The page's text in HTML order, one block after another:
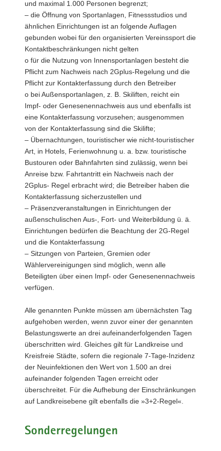
und maximal 1.000 Personen begrenzt;
– die Öffnung von Sportanlagen, Fitnessstudios und
ähnlichen Einrichtungen ist an folgende Auflagen
gebunden wobei für den organisierten Vereinssport die
Kontaktbeschränkungen nicht gelten
o für die Nutzung von Innensportanlagen besteht die
Pflicht zum Nachweis nach 2Gplus-Regelung und die
Pflicht zur Kontakterfassung durch den Betreiber
o bei Außensportanlagen, z. B. Skiliften, reicht ein
Impf- oder Genesenennachweis aus und ebenfalls ist
eine Kontakterfassung vorzusehen; ausgenommen
von der Kontakterfassung sind die Skilifte;
– Übernachtungen, touristischer wie nicht-touristischer
Art, in Hotels, Ferienwohnung u. a. bzw. touristische
Bustouren oder Bahnfahrten sind zulässig, wenn bei
Anreise bzw. Fahrtantritt ein Nachweis nach der
2Gplus- Regel erbracht wird; die Betreiber haben die
Kontakterfassung sicherzustellen und
– Präsenzveranstaltungen in Einrichtungen der
außenschulischen Aus-, Fort- und Weiterbildung ü. ä.
Einrichtungen bedürfen die Beachtung der 2G-Regel
und die Kontakterfassung
– Sitzungen von Parteien, Gremien oder
Wählervereinigungen sind möglich, wenn alle
Beteiligten über einen Impf- oder Genesenennachweis
verfügen.
Alle genannten Punkte müssen am übernächsten Tag
aufgehoben werden, wenn zuvor einer der genannten
Belastungswerte an drei aufeinanderfolgenden Tagen
überschritten wird. Gleiches gilt für Landkreise und
Kreisfreie Städte, sofern die regionale 7-Tage-Inzidenz
der Neuinfektionen den Wert von 1.500 an drei
aufeinander folgenden Tagen erreicht oder
überschreitet. Für die Aufhebung der Einschränkungen
auf Landkreisebene gilt ebenfalls die »3+2-Regel«.
Sonderregelungen